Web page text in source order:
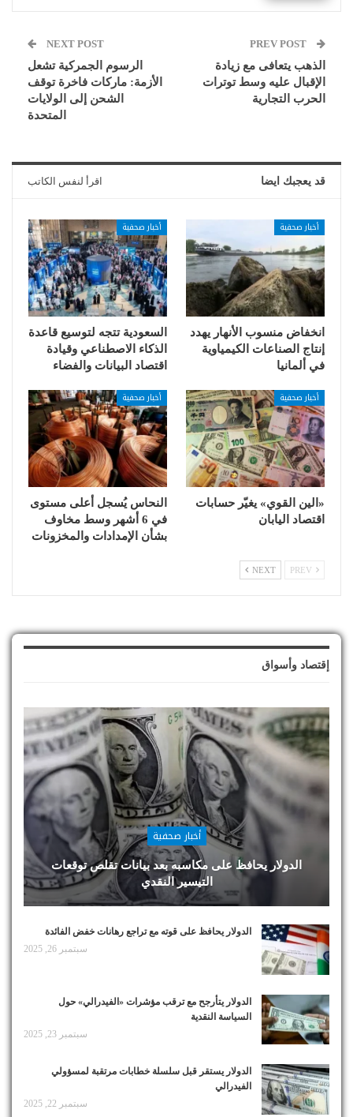
الذهب يتعافى مع زيادة
الإقبال عليه وسط توترات
الحرب التجارية
NEXT POST
الرسوم الجمركية تشعل
الأزمة: ماركات فاخرة توقف
الشحن إلى الولايات
المتحدة
قد يعجبك ايضا اقرأ لنفس الكاتب
أخبار صحفية
انخفاض منسوب الأنهار يهدد
إنتاج الصناعات الكيمياوية
في ألمانيا
أخبار صحفية
السعودية تتجه لتوسيع قاعدة
الذكاء الاصطناعي وقيادة
اقتصاد البيانات والفضاء
أخبار صحفية
«الين القوي» يغيّر حسابات
اقتصاد اليابان
أخبار صحفية
النحاس يُسجل أعلى مستوى
في 6 أشهر وسط مخاوف
بشأن الإمدادات والمخزونات
NEXT
إقتصاد وأسواق
أخبار صحفية
الدولار يحافظ على مكاسبه بعد بيانات تقلص توقعات
التيسير النقدي
الدولار يحافظ على قوته مع تراجع رهانات خفض الفائدة
سبتمبر 26, 2025
الدولار يتأرجح مع ترقب مؤشرات «الفيدرالي» حول
السياسة النقدية
سبتمبر 23, 2025
الدولار يستقر قبل سلسلة خطابات مرتقبة لمسؤولي
الفيدرالي
سبتمبر 22, 2025